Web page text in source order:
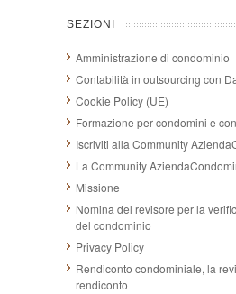
SEZIONI
Amministrazione di condominio
Contabilità in outsourcing con
Cookie Policy (UE)
Formazione per condomini e
Iscriviti alla Community
La Community
Missione
Nomina del revisore per la
del condominio
Privacy Policy
Rendiconto condominiale, la
rendiconto